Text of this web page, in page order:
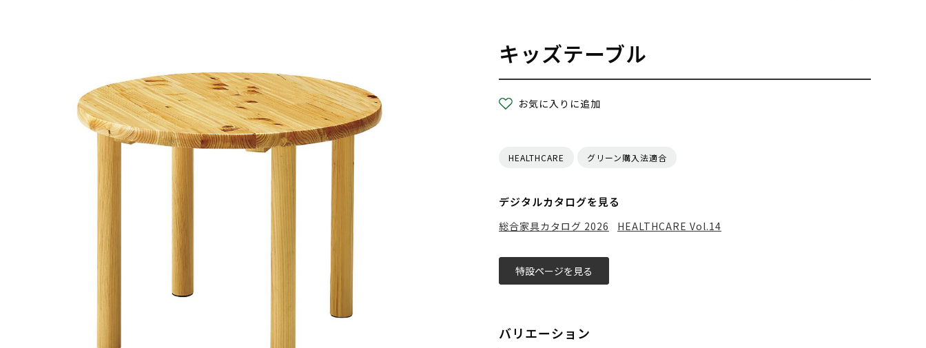
キッズテーブル
お気に入りに追加
HEALTHCARE グリーン購入法適合
デジタルカタログを見る
総合家具カタログ 2026 HEALTHCARE Vol.14
特設ページを見る
バリエーション